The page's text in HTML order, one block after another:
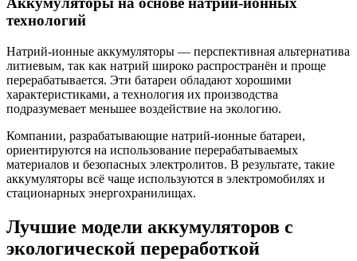
технологий
Натрий-ионные аккумуляторы — перспективная альтернатива
литиевым, так как натрий широко распространён и проще
перерабатывается. Эти батареи обладают хорошими
характеристиками, а технология их производства
подразумевает меньшее воздействие на экологию.
Компании, разрабатывающие натрий-ионные батареи,
ориентируются на использование перерабатываемых
материалов и безопасных электролитов. В результате, такие
аккумуляторы всё чаще используются в электромобилях и
стационарных энергохранилищах.
Лучшие модели аккумуляторов с
экологической переработкой